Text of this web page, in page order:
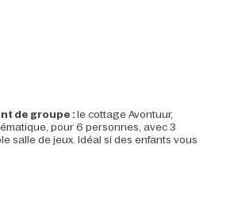
de groupe :le cottage Avontuur,
pour 6 personnes, avec 3
salle de jeux. Idéal si des enfants vous